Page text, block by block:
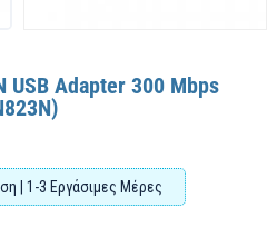
USB Adapter 300 Mbps
| 1-3 Εργάσιμες Μέρες